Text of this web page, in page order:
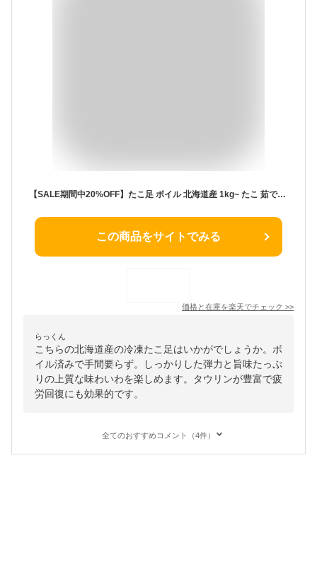
【SALE期間中20%OFF】たこ足 ボイル 北海道産 1kg~ たこ 茹でたこ ゆでだこ タコ 蛸 たこあし 蛸足 国産 冷凍 たこめし タコ飯 刺身 唐揚げ たこ焼き たこ唐揚げ タコ刺身 酢の物 カルパッチョ 海鮮 海産物 人気 おすすめ 送料無料
この商品をサイトでみる
価格と在庫を楽天でチェック >>
らっくん
こちらの北海道産の冷凍たこ足はいかがでしょうか。ボ
イル済みで手間要らず。しっかりした弾力と旨味たっぷ
りの上質な味わいわを楽しめます。タウリンが豊富で疲
労回復にも効果的です。
全てのおすすめコメント（4件）